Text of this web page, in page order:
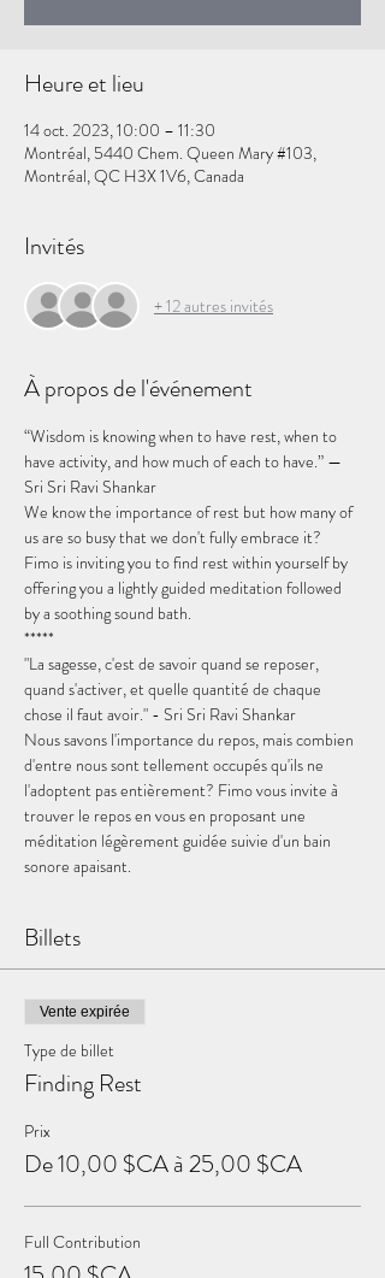
Heure et lieu
14 oct. 2023, 10:00 – 11:30
Montréal, 5440 Chem. Queen Mary #103,
Montréal, QC H3X 1V6, Canada
Invités
+ 12 autres invités
À propos de l'événement
“Wisdom is knowing when to have rest, when to
have activity, and how much of each to have.” —
Sri Sri Ravi Shankar
We know the importance of rest but how many of
us are so busy that we don't fully embrace it?
Fimo is inviting you to find rest within yourself by
offering you a lightly guided meditation followed
by a soothing sound bath.
*****
"La sagesse, c'est de savoir quand se reposer,
quand s'activer, et quelle quantité de chaque
chose il faut avoir." - Sri Sri Ravi Shankar
Nous savons l'importance du repos, mais combien
d'entre nous sont tellement occupés qu'ils ne
l'adoptent pas entièrement? Fimo vous invite à
trouver le repos en vous en proposant une
méditation légèrement guidée suivie d'un bain
sonore apaisant.
Billets
Vente expirée
Type de billet
Finding Rest
Prix
De 10,00 $CA à 25,00 $CA
Full Contribution